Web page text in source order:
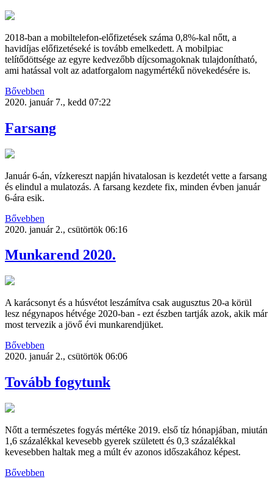
2018-ban a mobiltelefon-előfizetések száma 0,8%-kal nőtt, a
havidíjas előfizetéseké is tovább emelkedett. A mobilpiac
telítődöttsége az egyre kedvezőbb díjcsomagoknak tulajdonítható,
ami hatással volt az adatforgalom nagymértékű növekedésére is.
Bővebben
2020. január 7., kedd 07:22
Farsang
Január 6-án, vízkereszt napján hivatalosan is kezdetét vette a farsang
és elindul a mulatozás. A farsang kezdete fix, minden évben január
6-ára esik.
Bővebben
2020. január 2., csütörtök 06:16
Munkarend 2020.
A karácsonyt és a húsvétot leszámítva csak augusztus 20-a körül
lesz négynapos hétvége 2020-ban - ezt észben tartják azok, akik már
most tervezik a jövő évi munkarendjüket.
Bővebben
2020. január 2., csütörtök 06:06
Tovább fogytunk
Nőtt a természetes fogyás mértéke 2019. első tíz hónapjában, miután
1,6 százalékkal kevesebb gyerek született és 0,3 százalékkal
kevesebben haltak meg a múlt év azonos időszakához képest.
Bővebben